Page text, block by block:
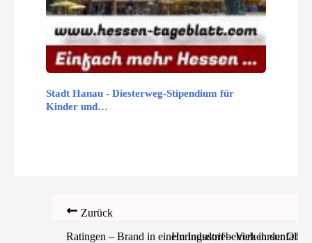
Stadt Hanau - Diesterweg-Stipendium für
Kinder und…
Zurück
Ratingen – Brand in einem Industriebetrieb in der
Heringsdorf – Verkehrsunfall